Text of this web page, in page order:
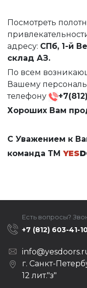
Посмотреть
адресу: СПб, 1-й
склад АЗ.
По всем
Вашему
телефону
Хороших Вам
С Уважением к
команда ТМ YES
Есть вопросы?
+7 (812) 603-41-
г. Санкт-
12 лит."з"